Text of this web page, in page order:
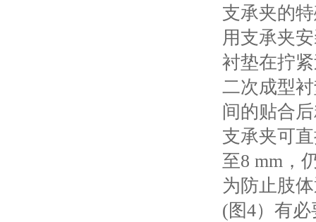
支承夹的
用支承夹
衬垫在拧
二次成型
间的贴合
支承夹可
至8 mm，
为防止肢
(图4）有